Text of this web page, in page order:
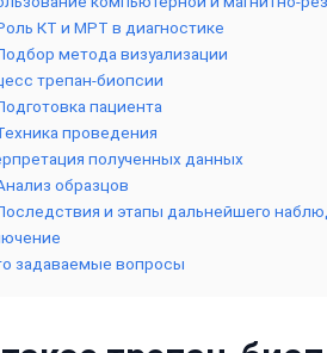
КТ и МРТ в диагностике
метода визуализации
трепан-биопсии
пациента
проведения
полученных данных
образцов
и этапы дальнейшего
задаваемые вопросы